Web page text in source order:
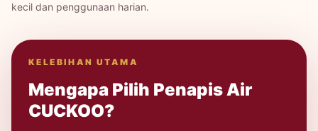
kecil dan penggunaan harian.
KELEBIHAN UTAMA
Mengapa Pilih Penapis Air
CUCKOO?